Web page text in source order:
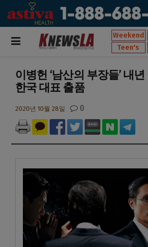
Weekend
Teen's
이병헌 ‘남산의 부장들’ 내
한국 대표 출품
2020년 10월 28일 0